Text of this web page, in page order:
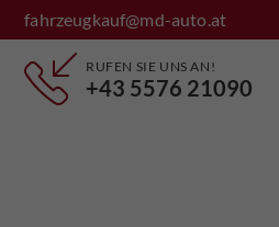
fahrzeugkauf@md-auto.at
RUFEN SIE UNS AN!
+43 5576 21090